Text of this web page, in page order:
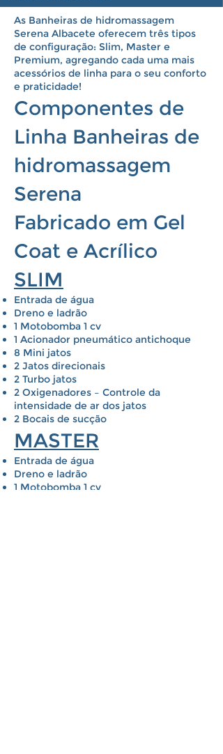
As Banheiras de hidromassagem
Serena Albacete oferecem três tipos
de configuração: Slim, Master e
Premium, agregando cada uma mais
acessórios de linha para o seu conforto
e praticidade!
Componentes de
Linha Banheiras de
hidromassagem
Serena
Fabricado em Gel
Coat e Acrílico
SLIM
Entrada de água
Dreno e ladrão
1 Motobomba 1 cv
1 Acionador pneumático antichoque
8 Mini jatos
2 Jatos direcionais
2 Turbo jatos
2 Oxigenadores – Controle da
intensidade de ar dos jatos
2 Bocais de sucção
MASTER
Entrada de água
Dreno e ladrão
1 Motobomba 1 cv